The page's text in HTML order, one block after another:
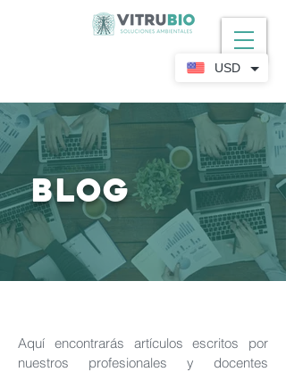
BLOG
Aquí encontrarás artículos escritos por
nuestros profesionales y docentes
USD